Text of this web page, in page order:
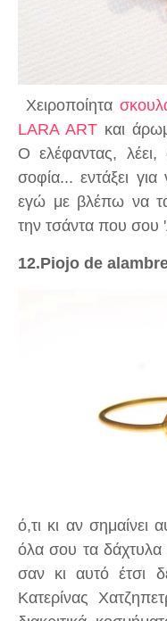
Xειροποίητα
LARA ARTκαι
Ο ελέφαντας, λέει,
σοφία... εντάξει
εγώ με βλέπω να τα
την τσάντα που σου
12.Piojo de
ό,τι κι αν σημαίνει
όλα σου τα δάχτυλα
σαν κι αυτό έτσι
Κατερίνας